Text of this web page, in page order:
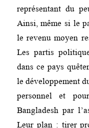
représentant du
Ainsi, même si le
le revenu moyen
Les partis
dans ce pays
le développement
personnel et
Bangladesh par
Leur plan : tirer